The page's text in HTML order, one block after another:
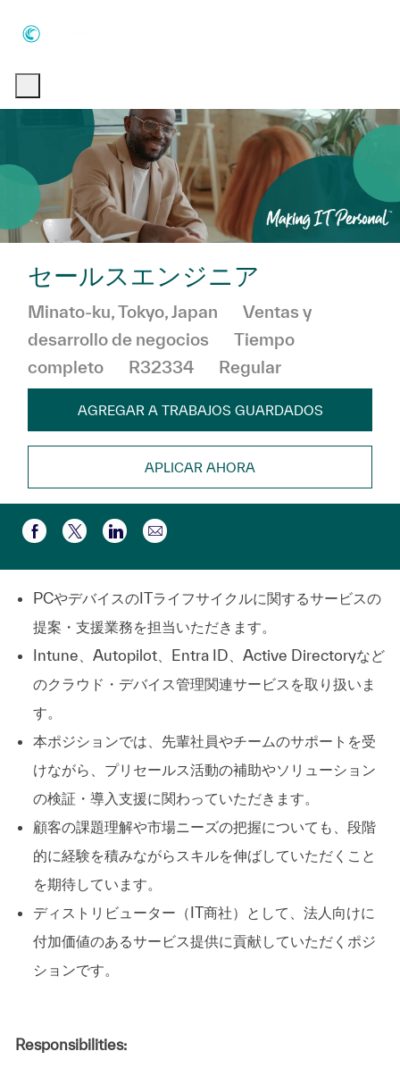
セールスエンジニア
Ubicación
Minato-ku, Tokyo, Japan Categoría
Ventas y
desarrollo de negocios
Tiempo
completo
R32334 Regular
AGREGAR A TRABAJOS GUARDADOS
APLICAR AHORA
Compartir a través de Facebook
Compartir a través de twitter
Compartir a través de LinkedIn
Compartir por correo
PCやデバイスのITライフサイクルに関するサービスの
提案・支援業務を担当いただきます。
Intune、Autopilot、Entra ID、Active Directoryなど
のクラウド・デバイス管理関連サービスを取り扱いま
す。
本ポジションでは、先輩社員やチームのサポートを受
けながら、プリセールス活動の補助やソリューション
の検証・導入支援に関わっていただきます。
顧客の課題理解や市場ニーズの把握についても、段階
的に経験を積みながらスキルを伸ばしていただくこと
を期待しています。
ディストリビューター（IT商社）として、法人向けに
付加価値のあるサービス提供に貢献していただくポジ
ションです。
Responsibilities: